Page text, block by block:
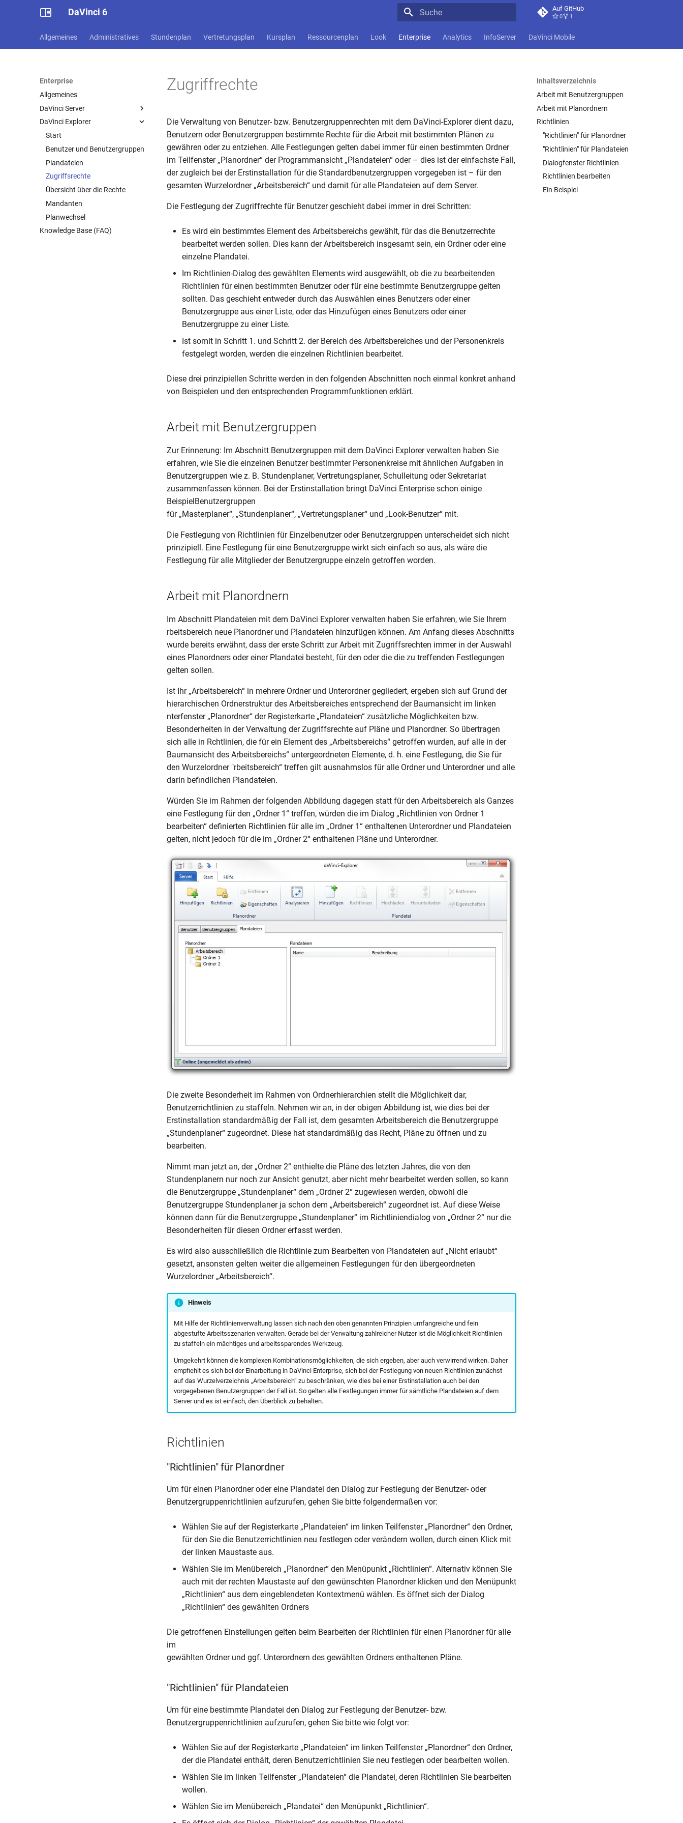
DaVinci 6 Auf GitHub
0 1
Allgemeines Administratives Stundenplan Vertretungsplan Kursplan Ressourcenplan Look Enterprise Analytics InfoServer DaVinci Mobile
Enterprise
Allgemeines
DaVinci Server
Installation und Updates
DaVinci Server Control
Client- und Serververbindung
Einrichtung
DaVinci Explorer
Start
Benutzer und Benutzergruppen
Plandateien
Zugriffsrechte
Übersicht über die Rechte
Mandanten
Planwechsel
Knowledge Base (FAQ)
Inhaltsverzeichnis
Arbeit mit Benutzergruppen
Arbeit mit Planordnern
Richtlinien
"Richtlinien" für Planordner
"Richtlinien" für Plandateien
Dialogfenster Richtlinien
Richtlinien bearbeiten
Ein Beispiel
Zugriffrechte
Die Verwaltung von Benutzer- bzw. Benutzergruppenrechten mit dem DaVinci-Explorer dient dazu,
Benutzern oder Benutzergruppen bestimmte Rechte für die Arbeit mit bestimmten Plänen zu
gewähren oder zu entziehen. Alle Festlegungen gelten dabei immer für einen bestimmten Ordner
im Teilfenster „Planordner“ der Programmansicht „Plandateien“ oder – dies ist der einfachste Fall,
der zugleich bei der Erstinstallation für die Standardbenutzergruppen vorgegeben ist – für den
gesamten Wurzelordner „Arbeitsbereich“ und damit für alle Plandateien auf dem Server.
Die Festlegung der Zugriffrechte für Benutzer geschieht dabei immer in drei Schritten:
Es wird ein bestimmtes Element des Arbeitsbereichs gewählt, für das die Benutzerrechte
bearbeitet werden sollen. Dies kann der Arbeitsbereich insgesamt sein, ein Ordner oder eine
einzelne Plandatei.
Im Richtlinien-Dialog des gewählten Elements wird ausgewählt, ob die zu bearbeitenden
Richtlinien für einen bestimmten Benutzer oder für eine bestimmte Benutzergruppe gelten
sollten. Das geschieht entweder durch das Auswählen eines Benutzers oder einer
Benutzergruppe aus einer Liste, oder das Hinzufügen eines Benutzers oder einer
Benutzergruppe zu einer Liste.
Ist somit in Schritt 1. und Schritt 2. der Bereich des Arbeitsbereiches und der Personenkreis
festgelegt worden, werden die einzelnen Richtlinien bearbeitet.
Diese drei prinzipiellen Schritte werden in den folgenden Abschnitten noch einmal konkret anhand
von Beispielen und den entsprechenden Programmfunktionen erklärt.
Arbeit mit Benutzergruppen
Zur Erinnerung: Im Abschnitt Benutzergruppen mit dem DaVinci Explorer verwalten haben Sie
erfahren, wie Sie die einzelnen Benutzer bestimmter Personenkreise mit ähnlichen Aufgaben in
Benutzergruppen wie z. B. Stundenplaner, Vertretungsplaner, Schulleitung oder Sekretariat
zusammenfassen können. Bei der Erstinstallation bringt DaVinci Enterprise schon einige
BeispielBenutzergruppen
für „Masterplaner“, „Stundenplaner“, „Vertretungsplaner“ und „Look-Benutzer“ mit.
Die Festlegung von Richtlinien für Einzelbenutzer oder Benutzergruppen unterscheidet sich nicht
prinzipiell. Eine Festlegung für eine Benutzergruppe wirkt sich einfach so aus, als wäre die
Festlegung für alle Mitglieder der Benutzergruppe einzeln getroffen worden.
Arbeit mit Planordnern
Im Abschnitt Plandateien mit dem DaVinci Explorer verwalten haben Sie erfahren, wie Sie Ihrem
rbeitsbereich neue Planordner und Plandateien hinzufügen können. Am Anfang dieses Abschnitts
wurde bereits erwähnt, dass der erste Schritt zur Arbeit mit Zugriffsrechten immer in der Auswahl
eines Planordners oder einer Plandatei besteht, für den oder die die zu treffenden Festlegungen
gelten sollen.
Ist Ihr „Arbeitsbereich“ in mehrere Ordner und Unterordner gegliedert, ergeben sich auf Grund der
hierarchischen Ordnerstruktur des Arbeitsbereiches entsprechend der Baumansicht im linken
nterfenster „Planordner“ der Registerkarte „Plandateien“ zusätzliche Möglichkeiten bzw.
Besonderheiten in der Verwaltung der Zugriffsrechte auf Pläne und Planordner. So übertragen
sich alle in Rchtlinien, die für ein Element des „Arbeitsbereichs“ getroffen wurden, auf alle in der
Baumansicht des Arbeitsbereichs“ untergeordneten Elemente, d. h. eine Festlegung, die Sie für
den Wurzelordner "rbeitsbereich“ treffen gilt ausnahmslos für alle Ordner und Unterordner und alle
darin befindlichen Plandateien.
Würden Sie im Rahmen der folgenden Abbildung dagegen statt für den Arbeitsbereich als Ganzes
eine Festlegung für den „Ordner 1“ treffen, würden die im Dialog „Richtlinien von Ordner 1
bearbeiten“ definierten Richtlinien für alle im „Ordner 1“ enthaltenen Unterordner und Plandateien
gelten, nicht jedoch für die im „Ordner 2“ enthaltenen Pläne und Unterordner.
Die zweite Besonderheit im Rahmen von Ordnerhierarchien stellt die Möglichkeit dar,
Benutzerrichtlinien zu staffeln. Nehmen wir an, in der obigen Abbildung ist, wie dies bei der
Erstinstallation standardmäßig der Fall ist, dem gesamten Arbeitsbereich die Benutzergruppe
„Stundenplaner“ zugeordnet. Diese hat standardmäßig das Recht, Pläne zu öffnen und zu
bearbeiten.
Nimmt man jetzt an, der „Ordner 2“ enthielte die Pläne des letzten Jahres, die von den
Stundenplanern nur noch zur Ansicht genutzt, aber nicht mehr bearbeitet werden sollen, so kann
die Benutzergruppe „Stundenplaner“ dem „Ordner 2“ zugewiesen werden, obwohl die
Benutzergruppe Stundenplaner ja schon dem „Arbeitsbereich“ zugeordnet ist. Auf diese Weise
können dann für die Benutzergruppe „Stundenplaner“ im Richtliniendialog von „Ordner 2“ nur die
Besonderheiten für diesen Ordner erfasst werden.
Es wird also ausschließlich die Richtlinie zum Bearbeiten von Plandateien auf „Nicht erlaubt“
gesetzt, ansonsten gelten weiter die allgemeinen Festlegungen für den übergeordneten
Wurzelordner „Arbeitsbereich“.
Hinweis
Mit Hilfe der Richtlinienverwaltung lassen sich nach den oben genannten Prinzipien umfangreiche und fein
abgestufte Arbeitsszenarien verwalten. Gerade bei der Verwaltung zahlreicher Nutzer ist die Möglichkeit Richtlinien
zu staffeln ein mächtiges und arbeitssparendes Werkzeug.
Umgekehrt können die komplexen Kombinationsmöglichkeiten, die sich ergeben, aber auch verwirrend wirken. Daher
empfiehlt es sich bei der Einarbeitung in DaVinci Enterprise, sich bei der Festlegung von neuen Richtlinien zunächst
auf das Wurzelverzeichnis „Arbeitsbereich“ zu beschränken, wie dies bei einer Erstinstallation auch bei den
vorgegebenen Benutzergruppen der Fall ist. So gelten alle Festlegungen immer für sämtliche Plandateien auf dem
Server und es ist einfach, den Überblick zu behalten.
Richtlinien
"Richtlinien" für Planordner
Um für einen Planordner oder eine Plandatei den Dialog zur Festlegung der Benutzer- oder
Benutzergruppenrichtlinien aufzurufen, gehen Sie bitte folgendermaßen vor:
Wählen Sie auf der Registerkarte „Plandateien“ im linken Teilfenster „Planordner“ den Ordner,
für den Sie die Benutzerrichtlinien neu festlegen oder verändern wollen, durch einen Klick mit
der linken Maustaste aus.
Wählen Sie im Menübereich „Planordner“ den Menüpunkt „Richtlinien“. Alternativ können Sie
auch mit der rechten Maustaste auf den gewünschten Planordner klicken und den Menüpunkt
„Richtlinien“ aus dem eingeblendeten Kontextmenü wählen. Es öffnet sich der Dialog
„Richtlinien“ des gewählten Ordners
Die getroffenen Einstellungen gelten beim Bearbeiten der Richtlinien für einen Planordner für alle
im
gewählten Ordner und ggf. Unterordnern des gewählten Ordners enthaltenen Pläne.
"Richtlinien" für Plandateien
Um für eine bestimmte Plandatei den Dialog zur Festlegung der Benutzer- bzw.
Benutzergruppenrichtlinien aufzurufen, gehen Sie bitte wie folgt vor:
Wählen Sie auf der Registerkarte „Plandateien“ im linken Teilfenster „Planordner“ den Ordner,
der die Plandatei enthält, deren Benutzerrichtlinien Sie neu festlegen oder bearbeiten wollen.
Wählen Sie im linken Teilfenster „Plandateien“ die Plandatei, deren Richtlinien Sie bearbeiten
wollen.
Wählen Sie im Menübereich „Plandatei“ den Menüpunkt „Richtlinien“.